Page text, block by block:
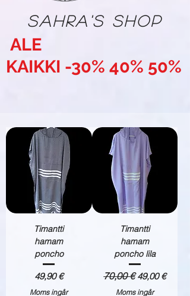
Sahra's shop
ALE
KAIKKI -30% 40% 50%
Timantti
hamam
poncho
Pris
49,90 €
Moms ingår
Timantti
hamam
poncho lila
Ordinarie pris
70,00 € Reapris
49,00 €
Moms ingår